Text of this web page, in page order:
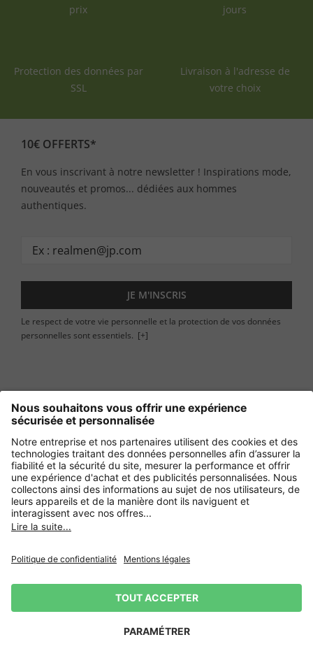
prix
jours
Protection des données par
SSL
Livraison à l'adresse de
votre choix
10€ OFFERTS*
En vous inscrivant à notre newsletter ! Inspirations mode,
nouveautés et promos... dédiées aux hommes
authentiques.
JE M'INSCRIS
Le respect de votre vie personnelle et la protection de vos données
personnelles sont essentiels. [+]
Nos services
À propos
Nous contacter
Autres magasins en ligne
France
Payment and Delivery
Paiement sécurisé avec